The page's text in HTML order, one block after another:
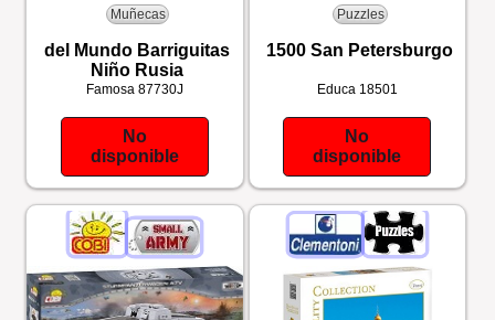
Muñecas
del Mundo Barriguitas
Niño Rusia
Famosa 87730J
No
disponible
Puzzles
1500 San Petersburgo
Educa 18501
No
disponible